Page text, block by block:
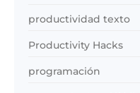
productividad texto
Productivity Hacks
programación